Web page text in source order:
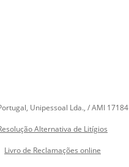
Unipessoal Lda., / AMI 17184
Alternativa de Litígios
Livro de Reclamações online